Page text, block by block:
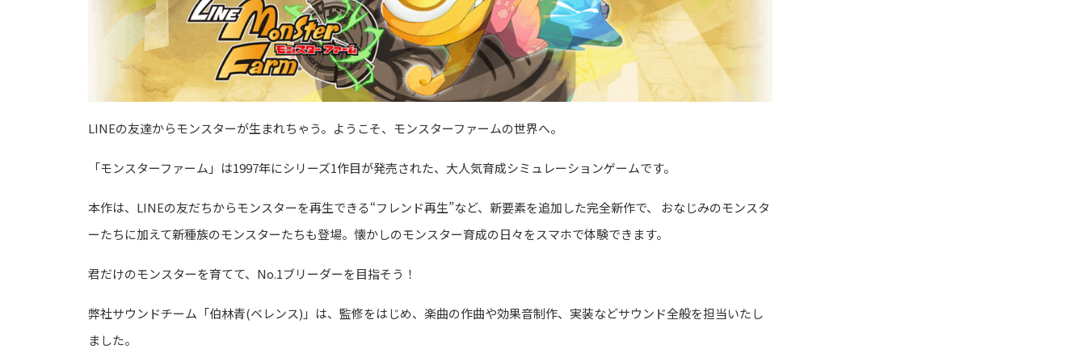
LINEの友達からモンスターが生まれちゃう。ようこそ、モンスターファームの世界へ。
「モンスターファーム」は1997年にシリーズ1作目が発売された、大人気育成シミュレーションゲームです。
本作は、LINEの友だちからモンスターを再生できる“フレンド再生”など、新要素を追加した完全新作で、 おなじみのモンスタ
ーたちに加えて新種族のモンスターたちも登場。懐かしのモンスター育成の日々をスマホで体験できます。
君だけのモンスターを育てて、No.1ブリーダーを目指そう！
弊社サウンドチーム「伯林青(ベレンス)」は、監修をはじめ、楽曲の作曲や効果音制作、実装などサウンド全般を担当いたし
ました。